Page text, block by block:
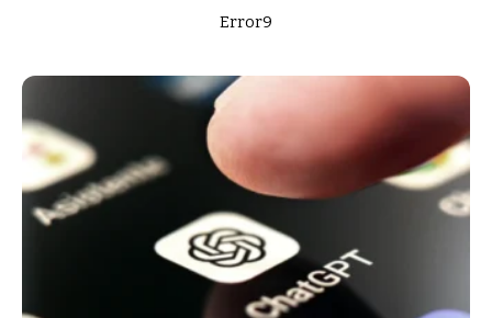
Error9